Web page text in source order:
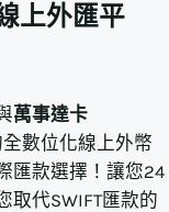
上外匯平
萬事達卡
數位化線上外幣
匯款選擇！讓您24
取代SWIFT匯款的